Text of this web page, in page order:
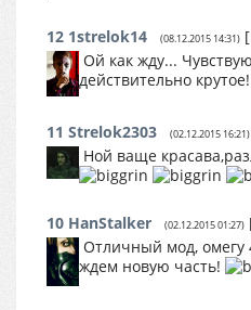
12 1strelok14 (08.12.2015 14:31) [
Ой как жду...
действительно крутое!
11 Strelok2303 (02.12.2015 16:21)
Ной ваще
10 HanStalker (02.12.2015 01:27)
Отличный мод,
ждем новую часть!